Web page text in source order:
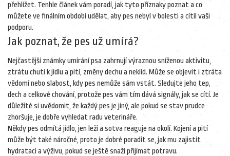
přehlížet. Tenhle článek vám poradí, jak tyto příznaky poznat a co
můžete ve finálním období udělat, aby pes nebyl v bolesti a cítil vaši
podporu.
Jak poznat, že pes už umírá?
Nejčastější známky umírání psa zahrnují výraznou sníženou aktivitu,
ztrátu chuti k jídlu a pití, změny dechu a neklid. Může se objevit i ztráta
vědomí nebo slabost, kdy pes nemůže sám vstát. Sledujte jeho tep,
dech a celkové chování, protože pes vám tím dává signály, jak se cítí. Je
důležité si uvědomit, že každý pes je jiný, ale pokud se stav prudce
zhoršuje, je dobře vyhledat radu veterináře.
Někdy pes odmítá jídlo, jen leží a sotva reaguje na okolí. Kojení a pití
může být také náročné, proto je dobré poradit se, jak mu zajistit
hydrataci a výživu, pokud se ještě snaží přijímat potravu.